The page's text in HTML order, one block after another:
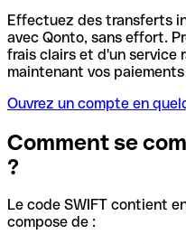
Effectuez des transferts
avec Qonto, sans effort.
frais clairs et d'un service
maintenant vos
Ouvrez un compte en
Comment se
?
Le code SWIFT contient
compose de :